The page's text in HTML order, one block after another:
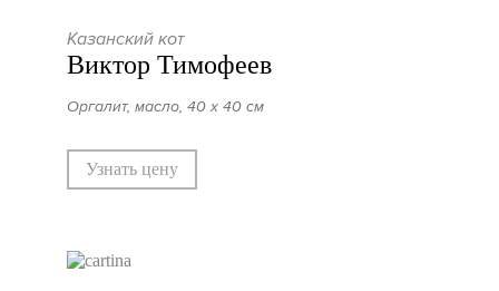
Казанский кот
Виктор Тимофеев
Оргалит, масло, 40 х 40 см
Узнать цену